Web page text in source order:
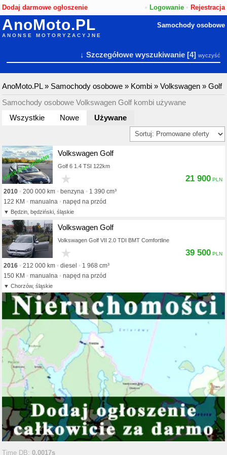
Dodaj darmowe ogłoszenie • Logowanie• Rejestracja
AnoMoto.PL
ANONSE MOTORYZACYJNE
Samochody osobowe
↓ Szczegółowe wyszukiwanie[4] wyczyść
AnoMoto.PL» Samochody osobowe » Kombi »Volkswagen »Golf
Samochody osobowe Volkswagen Golf kombi używane
Wszystkie
Nowe Używane
Volkswagen Golf
Golf 6 1.4 TSI 122km
2010 200 000 km benzyna
1 390 cm³
122 KM
manualna napęd na przód
Będzin, będziński, śląskie
21 900
Volkswagen Golf
Volkswagen Golf VII 2.0 TDI BMT Comfortline
2016 212 000 km diesel
1 968 cm³
150 KM
manualna napęd na przód
Chorzów, śląskie
39 500
Time DB:0.0017s